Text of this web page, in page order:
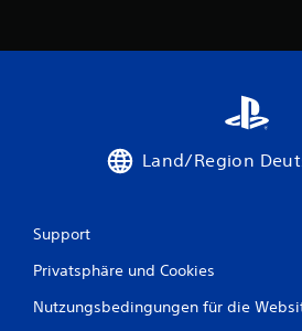
Land/Region
Support
Privatsphäre und Cookies
Nutzungsbedingungen für die